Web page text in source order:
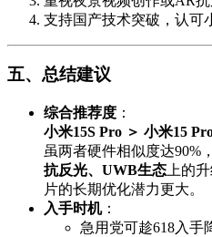
支持国产技术突破，认可
五、总结建议
综合推荐度 ：
小米15S Pro ＞ 小米15
虽两者硬件相似度达90%
抗反光、UWB生态 上的
片的长期优化潜力更大。
入手时机：
急用党可趁618入手